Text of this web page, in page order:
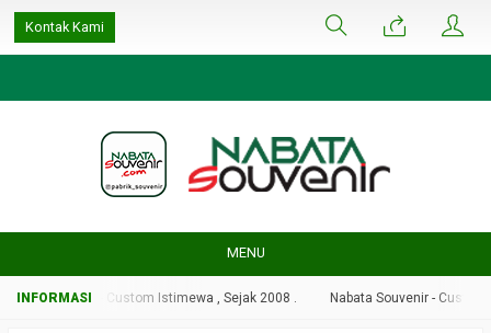
google-site-
verification=ulGFAYaRwT3xFs4fCyDEYtZPCSlyYvbOPvhRRObUW-A
Kontak Kami
MENU
Souvenir - Custom Istimewa , Sejak 2008 . Nabata Souvenir - Custom